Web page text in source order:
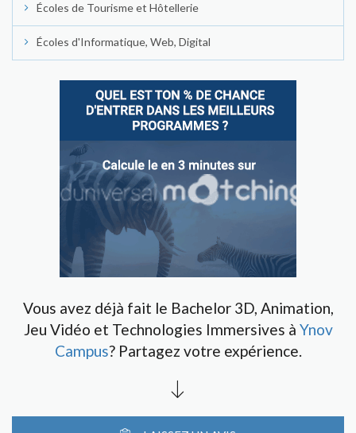
Écoles de Tourisme et Hôtellerie
Écoles d'Informatique, Web, Digital
Vous avez déjà fait le Bachelor 3D, Animation,
Jeu Vidéo et Technologies Immersives à Ynov
Campus? Partagez votre expérience.